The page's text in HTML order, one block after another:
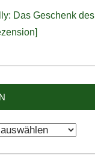
Das Geschenk des